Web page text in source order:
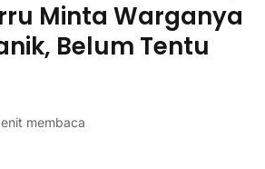
Minta Warganya
Belum Tentu
membaca